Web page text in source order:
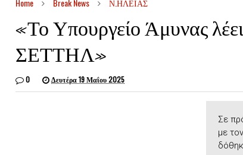
«Το Υπουργείο Άμυνας
ΣΕΤΤΗΛ»
0 Δευτέρα 19 Μαΐου 2025
Σε
με